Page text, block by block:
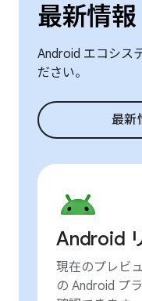
最新情報
Android エコシス
ださい。
最新
Android
現在のプレビ
の Android プ